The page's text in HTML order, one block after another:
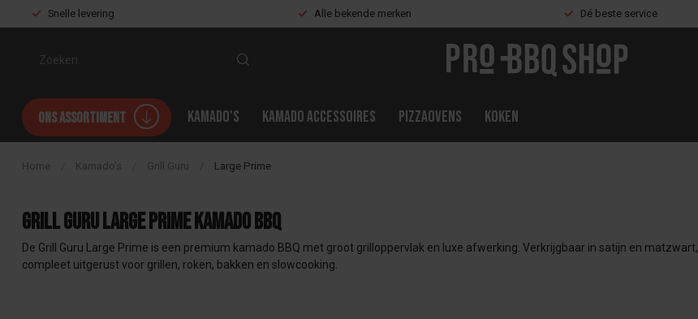
Snelle levering Alle bekende merken Dé beste service
Ons assortiment Kamado's Kamado accessoires Pizzaovens Koken
Home Kamado's Grill Guru Large Prime
Grill Guru Large Prime kamado BBQ
De Grill Guru Large Prime is een premium kamado BBQ met groot grilloppervlak en luxe afwerking. Verkrijgbaar in satijn en matzwart,
compleet uitgerust voor grillen, roken, bakken en slowcooking.